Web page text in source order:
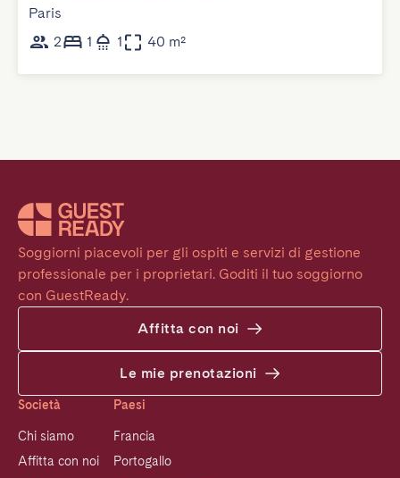
Paris
2
1 1 40 m²
Soggiorni piacevoli per gli ospiti e servizi di gestione
professionale per i proprietari. Goditi il tuo soggiorno
con GuestReady.
Affitta con noi
Le mie prenotazioni
Società
Chi siamo
Affitta con noi
Paesi
Francia
Portogallo